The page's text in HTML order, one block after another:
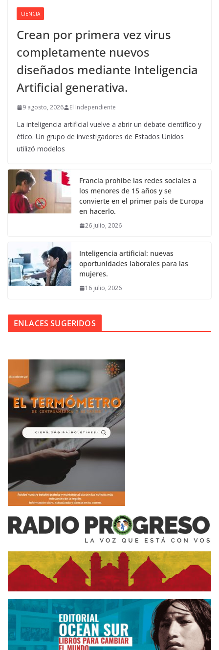
CIENCIA
Crean por primera vez virus
completamente nuevos
diseñados mediante Inteligencia
Artificial generativa.
9 agosto, 2026 El Independiente
La inteligencia artificial vuelve a abrir un debate científico y
ético. Un grupo de investigadores de Estados Unidos
utilizó modelos
Francia prohíbe las redes sociales a
los menores de 15 años y se
convierte en el primer país de Europa
en hacerlo.
26 julio, 2026
Inteligencia artificial: nuevas
oportunidades laborales para las
mujeres.
16 julio, 2026
ENLACES SUGERIDOS